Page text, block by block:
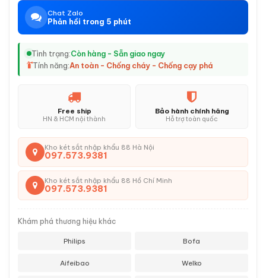
Chat Zalo
Phản hồi trong 5 phút
Tình trạng:Còn hàng - Sẵn giao ngay
Tính năng:An toàn - Chống cháy - Chống cạy phá
Free ship
HN & HCM nội thành
Bảo hành chính hãng
Hỗ trợ toàn quốc
Kho két sắt nhập khẩu 88 Hà Nội
097.573.9381
Kho két sắt nhập khẩu 88 Hồ Chí Minh
097.573.9381
Khám phá thương hiệu khác
Philips Bofa
Aifeibao Welko